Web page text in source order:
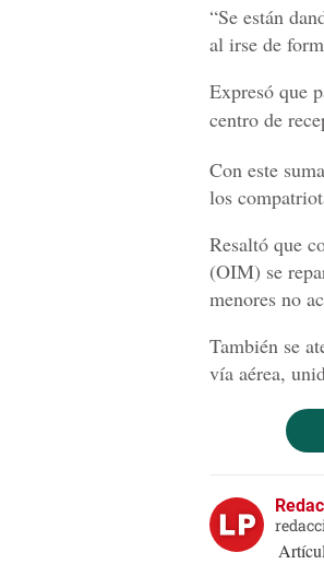
“Se están
al irse de
Expresó que
centro de
Con este
los
Resaltó que
(OIM) se
menores no
También se
vía aérea,